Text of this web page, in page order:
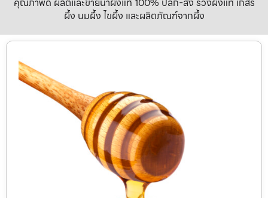
ผึ้ง นมผึ้ง ไขผึ้ง และผลิตภัณฑ์จากผึ้ง